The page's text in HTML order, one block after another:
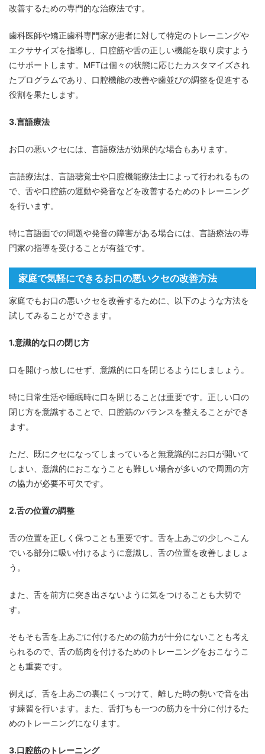
改善するための専門的な治療法です。
歯科医師や矯正歯科専門家が患者に対して特定のトレーニングや
エクササイズを指導し、口腔筋や舌の正しい機能を取り戻すよう
にサポートします。MFTは個々の状態に応じたカスタマイズされ
たプログラムであり、口腔機能の改善や歯並びの調整を促進する
役割を果たします。
3.言語療法
お口の悪いクセには、言語療法が効果的な場合もあります。
言語療法は、言語聴覚士や口腔機能療法士によって行われるもの
で、舌や口腔筋の運動や発音などを改善するためのトレーニング
を行います。
特に言語面での問題や発音の障害がある場合には、言語療法の専
門家の指導を受けることが有益です。
家庭で気軽にできるお口の悪いクセの改善方法
家庭でもお口の悪いクセを改善するために、以下のような方法を
試してみることができます。
1.意識的な口の閉じ方
口を開けっ放しにせず、意識的に口を閉じるようにしましょう。
特に日常生活や睡眠時に口を閉じることは重要です。正しい口の
閉じ方を意識することで、口腔筋のバランスを整えることができ
ます。
ただ、既にクセになってしまっていると無意識的にお口が開いて
しまい、意識的におこなうことも難しい場合が多いので周囲の方
の協力が必要不可欠です。
2.舌の位置の調整
舌の位置を正しく保つことも重要です。舌を上あごの少しへこん
でいる部分に吸い付けるように意識し、舌の位置を改善しましょ
う。
また、舌を前方に突き出さないように気をつけることも大切で
す。
そもそも舌を上あごに付けるための筋力が十分にないことも考え
られるので、舌の筋肉を付けるためのトレーニングをおこなうこ
とも重要です。
例えば、舌を上あごの裏にくっつけて、離した時の勢いで音を出
す練習を行います。また、舌打ちも一つの筋力を十分に付けるた
めのトレーニングになります。
3.口腔筋のトレーニング